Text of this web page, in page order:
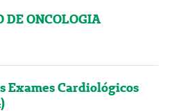
DE ONCOLOGIA
Exames Cardiológicos